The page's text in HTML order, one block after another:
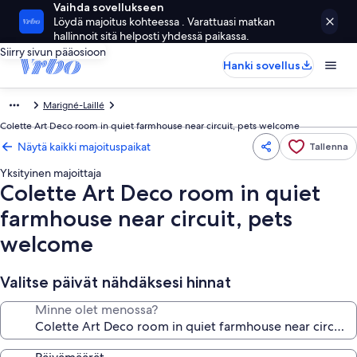
Vaihda sovellukseen
Löydä majoitus kohteessa . Varattuasi matkan
hallinnoit sitä helposti yhdessä paikassa.
Siirry sivun pääosioon
Hanki sovellus
Marigné-Laillé
Colette Art Deco room in quiet farmhouse near circuit, pets welcome
Näytä kaikki majoituspaikat Tallenna
Yksityinen majoittaja
Colette Art Deco room in quiet
farmhouse near circuit, pets
welcome
Valitse päivät nähdäksesi hinnat
Minne olet menossa?